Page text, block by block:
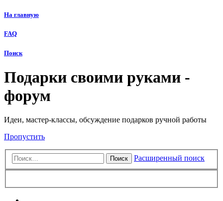
На главную
FAQ
Поиск
Подарки своими руками -
форум
Идеи, мастер-классы, обсуждение подарков ручной работы
Пропустить
Поиск Расширенный поиск